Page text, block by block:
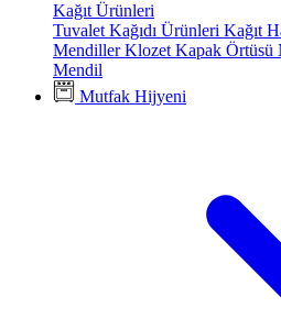
Kağıt Ürünleri
Tuvalet Kağıdı Ürünleri Kağıt
MendillerKlozet Kapak Örtüsü
Mendil
Mutfak Hijyeni